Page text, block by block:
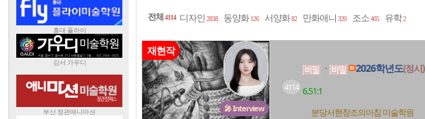
전체 4114 디자인 2838 동양화 126 서양화82 만화애니 320 조소 405 유학2
🎤 Interview
재현작
4114
ㆍ 2026학년도(정시)
6.51:1
분당서현창조의아침 미술학원